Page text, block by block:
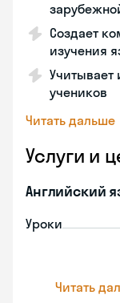
Создает
изучения
Учитывает
учеников
Читать дальше
Услуги и
Английский
Уроки
Читать